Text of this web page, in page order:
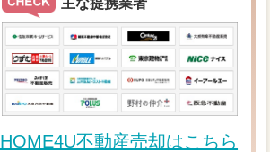
不動産売却はこちら